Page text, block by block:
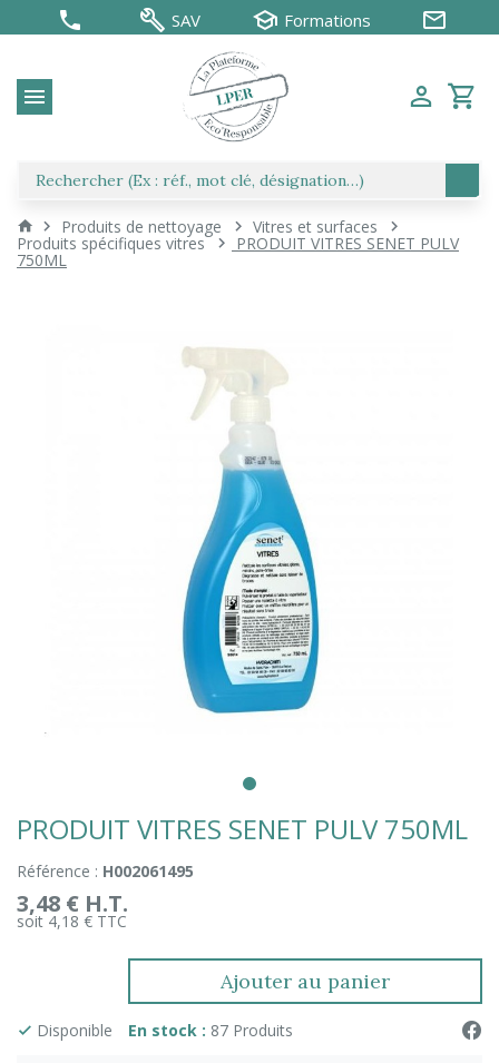
SAV Formations
Produits de nettoyage Vitres et surfaces
Produits spécifiques vitres PRODUIT VITRES SENET PULV
750ML
PRODUIT VITRES SENET PULV 750ML
Référence : H002061495
3,48 € H.T.
soit 4,18 € TTC
Ajouter au panier
Disponible En stock : 87 Produits